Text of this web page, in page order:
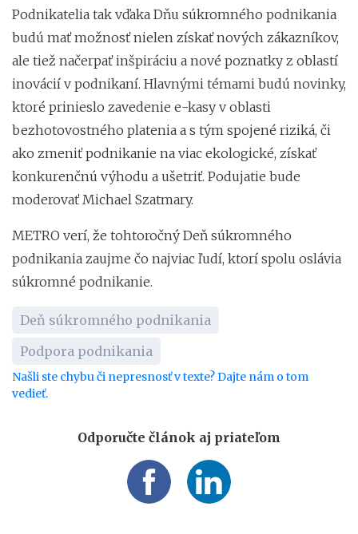
Podnikatelia tak vďaka Dňu súkromného podnikania
budú mať možnosť nielen získať nových zákazníkov,
ale tiež načerpať inšpiráciu a nové poznatky z oblastí
inovácií v podnikaní. Hlavnými témami budú novinky,
ktoré prinieslo zavedenie e-kasy v oblasti
bezhotovostného platenia a s tým spojené riziká, či
ako zmeniť podnikanie na viac ekologické, získať
konkurenčnú výhodu a ušetriť. Podujatie bude
moderovať Michael Szatmary.
METRO verí, že tohtoročný Deň súkromného
podnikania zaujme čo najviac ľudí, ktorí spolu oslávia
súkromné podnikanie.
Deň súkromného podnikania
Podpora podnikania
Našli ste chybu či nepresnosť v texte? Dajte nám o tom
vedieť.
Odporučte článok aj priateľom